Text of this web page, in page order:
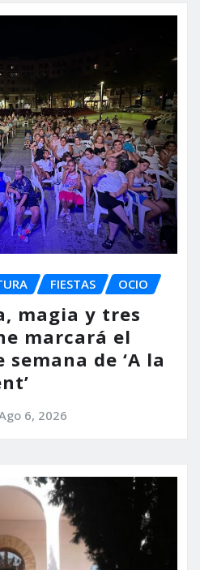
FIESTAS OCIO
magia y tres
marcará el
de ‘A la
6, 2026